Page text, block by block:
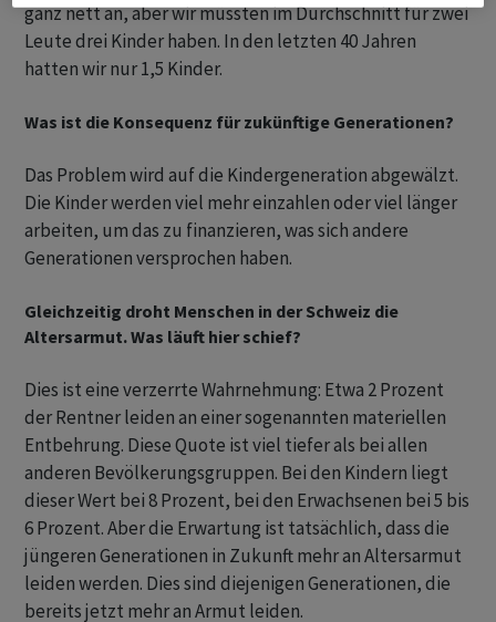
ganz nett an, aber wir müssten im Durchschnitt für zwei
Leute drei Kinder haben. In den letzten 40 Jahren
hatten wir nur 1,5 Kinder.
Was ist die Konsequenz für zukünftige Generationen?
Das Problem wird auf die Kindergeneration abgewälzt.
Die Kinder werden viel mehr einzahlen oder viel länger
arbeiten, um das zu finanzieren, was sich andere
Generationen versprochen haben.
Gleichzeitig droht Menschen in der Schweiz die
Altersarmut. Was läuft hier schief?
Dies ist eine verzerrte Wahrnehmung: Etwa 2 Prozent
der Rentner leiden an einer sogenannten materiellen
Entbehrung. Diese Quote ist viel tiefer als bei allen
anderen Bevölkerungsgruppen. Bei den Kindern liegt
dieser Wert bei 8 Prozent, bei den Erwachsenen bei 5 bis
6 Prozent. Aber die Erwartung ist tatsächlich, dass die
jüngeren Generationen in Zukunft mehr an Altersarmut
leiden werden. Dies sind diejenigen Generationen, die
bereits jetzt mehr an Armut leiden.